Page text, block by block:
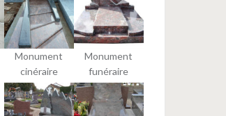
Monument
cinéraire
Monument
funéraire